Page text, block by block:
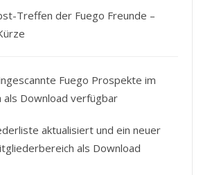
Treffen der Fuego Freunde –
Fuego Prospekte im
Download verfügbar
aktualisiert und ein neuer
als Download